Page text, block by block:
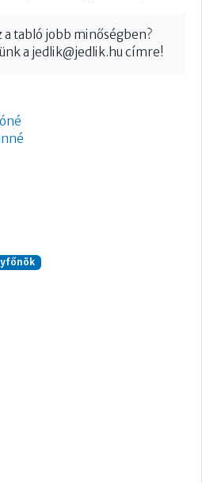
a tabló jobb minőségben?
a jedlik@jedlik.hu címre!